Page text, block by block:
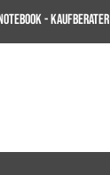
- KAUFBERATER